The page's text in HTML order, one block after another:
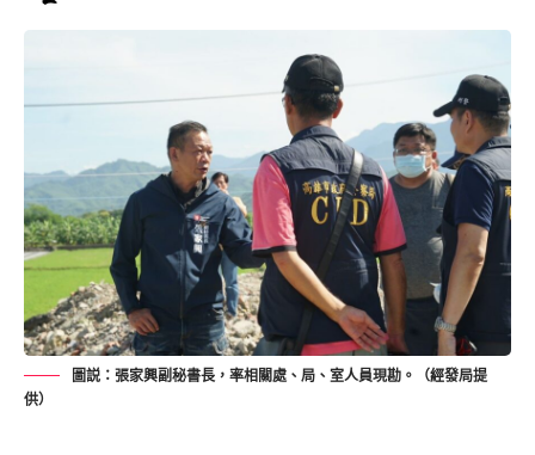
圖説：張家興副秘書長，率相關處、局、室人員現勘。（經發局提
供）